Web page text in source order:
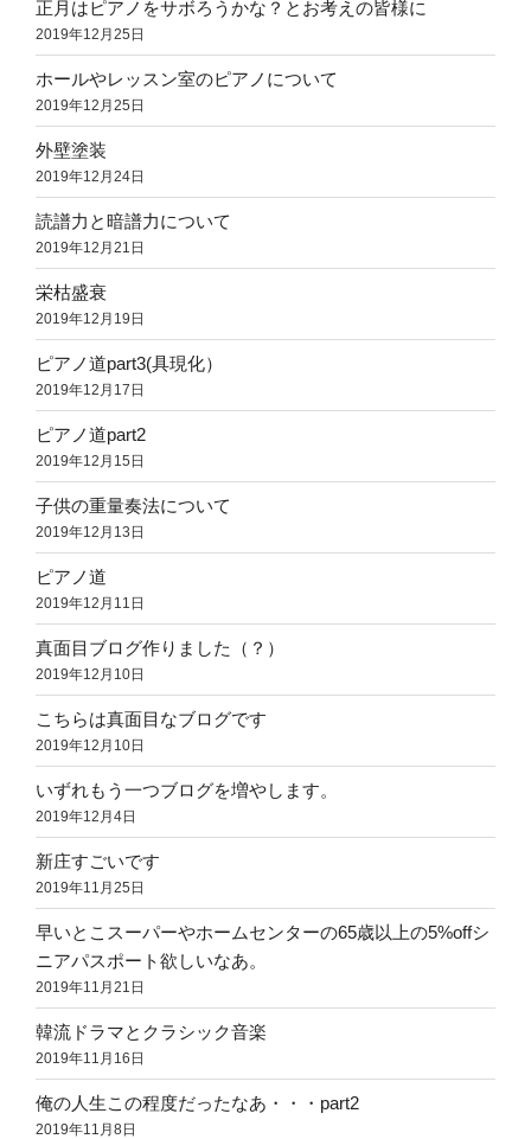
正月はピアノをサボろうかな？とお考えの皆様に
2019年12月25日
ホールやレッスン室のピアノについて
2019年12月25日
外壁塗装
2019年12月24日
読譜力と暗譜力について
2019年12月21日
栄枯盛衰
2019年12月19日
ピアノ道part3(具現化）
2019年12月17日
ピアノ道part2
2019年12月15日
子供の重量奏法について
2019年12月13日
ピアノ道
2019年12月11日
真面目ブログ作りました（？）
2019年12月10日
こちらは真面目なブログです
2019年12月10日
いずれもう一つブログを増やします。
2019年12月4日
新庄すごいです
2019年11月25日
早いとこスーパーやホームセンターの65歳以上の5%offシ
ニアパスポート欲しいなあ。
2019年11月21日
韓流ドラマとクラシック音楽
2019年11月16日
俺の人生この程度だったなあ・・・part2
2019年11月8日